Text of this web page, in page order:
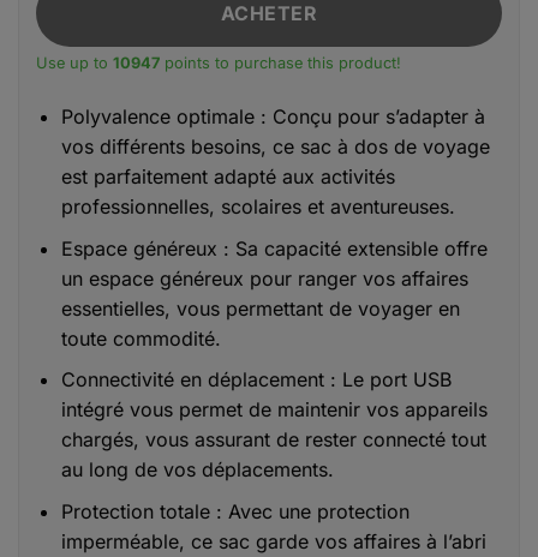
ACHETER
Use up to 10947 points to purchase this product!
Polyvalence optimale : Conçu pour s’adapter à
vos différents besoins, ce sac à dos de voyage
est parfaitement adapté aux activités
professionnelles, scolaires et aventureuses.
Espace généreux : Sa capacité extensible offre
un espace généreux pour ranger vos affaires
essentielles, vous permettant de voyager en
toute commodité.
Connectivité en déplacement : Le port USB
intégré vous permet de maintenir vos appareils
chargés, vous assurant de rester connecté tout
au long de vos déplacements.
Protection totale : Avec une protection
imperméable, ce sac garde vos affaires à l’abri